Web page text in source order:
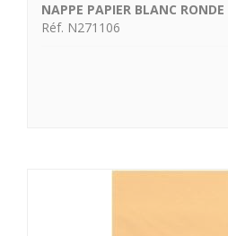
NAPPE PAPIER BLANC
Réf. N271106